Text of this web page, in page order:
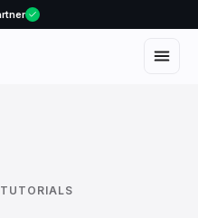
TUTORIALS